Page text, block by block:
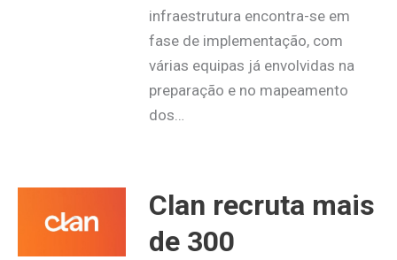
infraestrutura encontra-se em
fase de implementação, com
várias equipas já envolvidas na
preparação e no mapeamento
dos…
Clan recruta mais
de 300